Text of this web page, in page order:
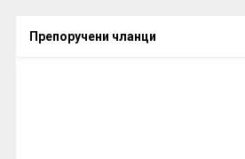
Препоручени чланци